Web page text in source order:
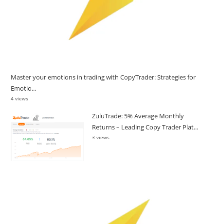
Master your emotions in trading with CopyTrader: Strategies for
Emotio...
4 views
ZuluTrade: 5% Average Monthly
Returns – Leading Copy Trader Plat...
3 views